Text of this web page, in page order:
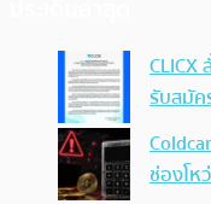
รับสมัค
ช่องโห